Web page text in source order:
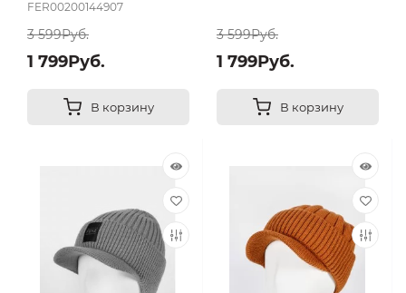
FER00200144907
3 599Руб.
1 799Руб.
В корзину
3 599Руб.
1 799Руб.
В корзину